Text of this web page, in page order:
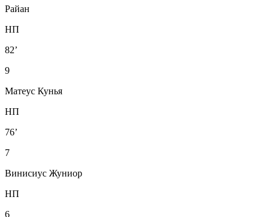
Райан
НП
82’
9
Матеус Кунья
НП
76’
7
Винисиус Жуниор
НП
6